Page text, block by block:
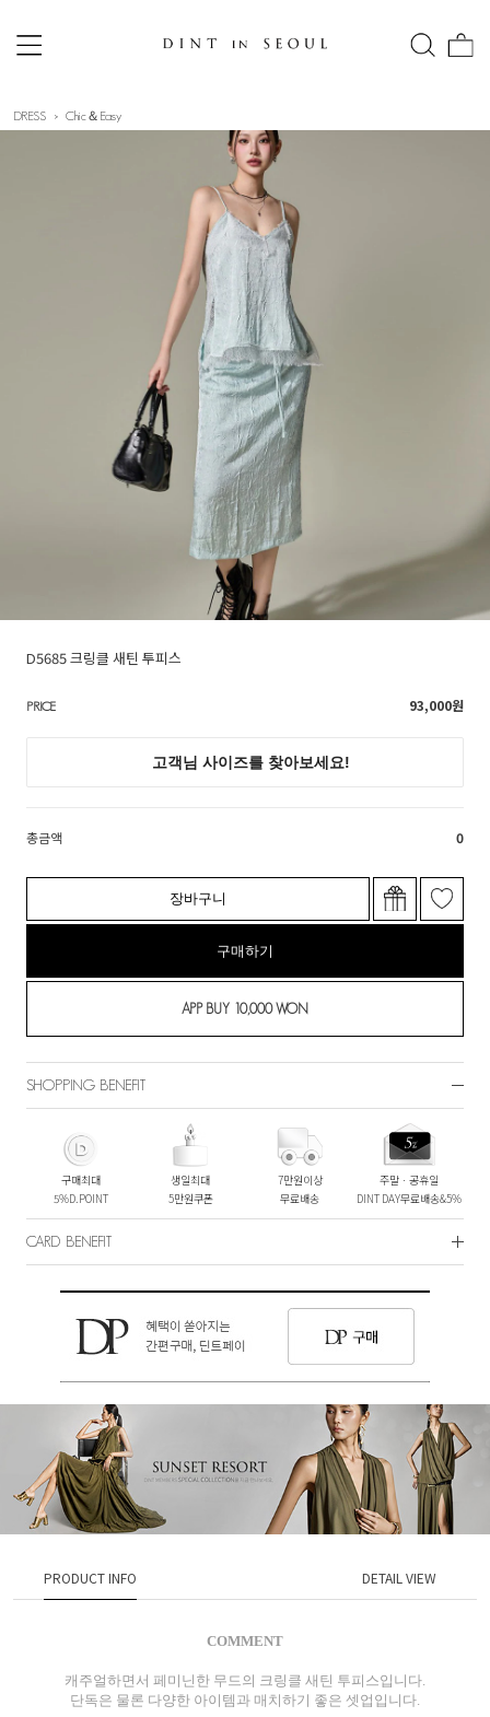
DRESS Chic＆Easy
D5685 크링클 새틴 투피스
PRICE 93,000원
총금액 0
장바구니
구매하기
SHOPPING BENEFIT
구매최대
5%D.POINT
생일최대
5만원쿠폰
7만원이상
무료배송
주말ㆍ공휴일
DINT DAY무료배송&5%
CARD BENEFIT
PRODUCT INFO DETAIL VIEW
COMMENT
캐주얼하면서 페미닌한 무드의 크링클 새틴 투피스입니다.
단독은 물론 다양한 아이템과 매치하기 좋은 셋업입니다.